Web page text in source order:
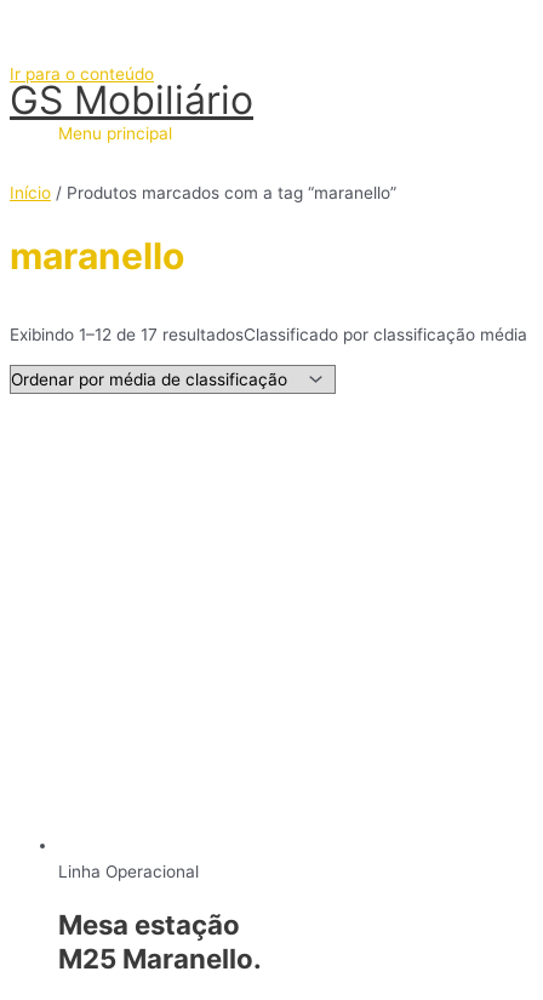
Ir para o conteúdo
GS Mobiliário
Menu principal
Início / Produtos marcados com a tag “maranello”
maranello
Exibindo 1–12 de 17 resultadosClassificado por classificação média
Linha Operacional
Mesa estação
M25 Maranello.